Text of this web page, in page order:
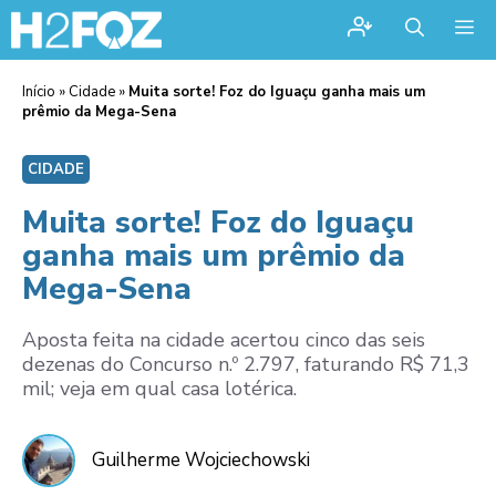
Início » Cidade » Muita sorte! Foz do Iguaçu ganha mais um
prêmio da Mega-Sena
CIDADE
Muita sorte! Foz do Iguaçu
ganha mais um prêmio da
Mega-Sena
Aposta feita na cidade acertou cinco das seis
dezenas do Concurso n.º 2.797, faturando R$ 71,3
mil; veja em qual casa lotérica.
Guilherme Wojciechowski